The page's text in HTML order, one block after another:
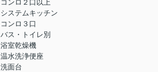
コンロ２口以上
システムキッチン
コンロ３口
バス・トイレ別
浴室乾燥機
温水洗浄便座
洗面台